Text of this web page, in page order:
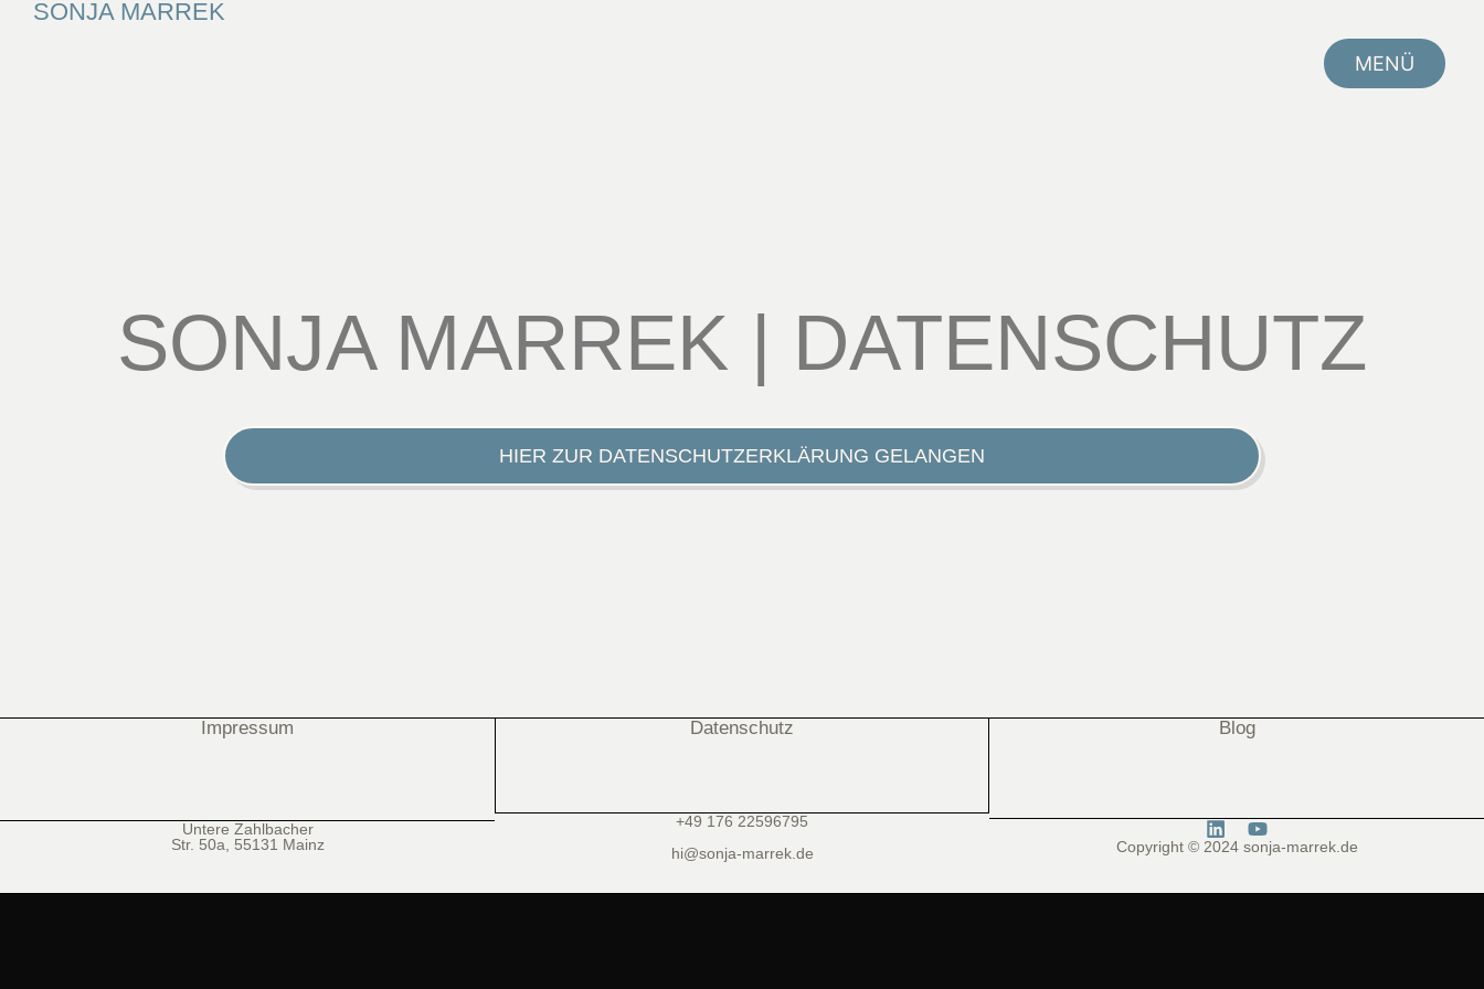
SONJA MARREK
MENÜ
SONJA MARREK | DATENSCHUTZ
HIER ZUR DATENSCHUTZERKLÄRUNG GELANGEN
Impressum
Untere Zahlbacher
Str. 50a, 55131 Mainz
Datenschutz
+49 176 22596795
hi@sonja-marrek.de
Blog
Copyright © 2024 sonja-marrek.de